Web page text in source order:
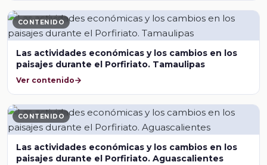
CONTENIDO
Las actividades económicas y los cambios en los
paisajes durante el Porfiriato. Tamaulipas
Ver contenido
CONTENIDO
Las actividades económicas y los cambios en los
paisajes durante el Porfiriato. Aguascalientes